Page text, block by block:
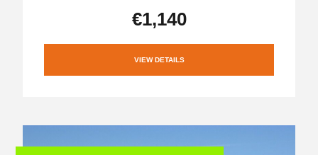
€1,140
VIEW DETAILS